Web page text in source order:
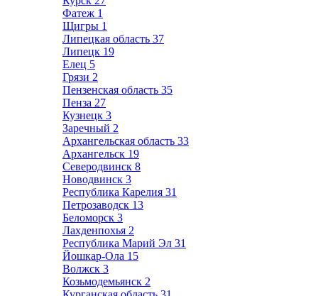
Фатеж 1
Щигры 1
Липецкая область 37
Липецк 19
Елец 5
Грязи 2
Пензенская область 35
Пенза 27
Кузнецк 3
Заречный 2
Архангельская область 33
Архангельск 19
Северодвинск 8
Новодвинск 3
Республика Карелия 31
Петрозаводск 13
Беломорск 3
Лахденпохья 2
Республика Марий Эл 31
Йошкар-Ола 15
Волжск 3
Козьмодемьянск 2